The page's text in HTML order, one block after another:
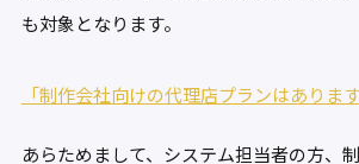
も対象となります。
「制作会社向けの代理店プランはあります
あらためまして、システム担当者の方、